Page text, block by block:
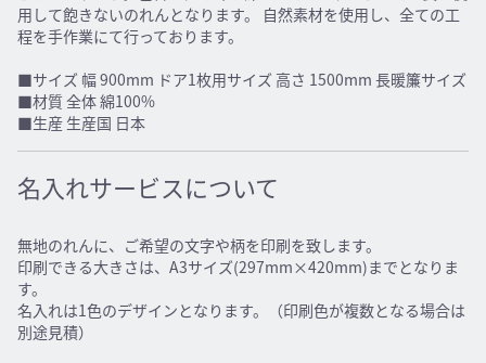
用して飽きないのれんとなります。 自然素材を使用し、全ての工
程を手作業にて行っております。
■サイズ 幅 900mm ドア1枚用サイズ 高さ 1500mm 長暖簾サイズ
■材質 全体 綿100%
■生産 生産国 日本
名入れサービスについて
無地のれんに、ご希望の文字や柄を印刷を致します。
印刷できる大きさは、A3サイズ(297mm×420mm)までとなりま
す。
名入れは1色のデザインとなります。（印刷色が複数となる場合は
別途見積）